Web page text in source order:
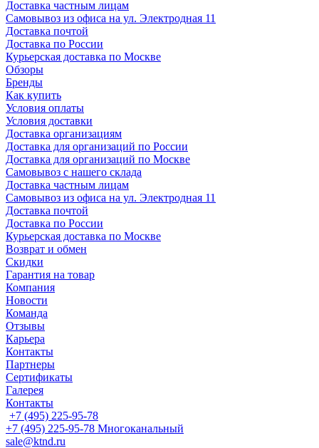
Доставка частным лицам
Самовывоз из офиса на ул. Электродная 11
Доставка почтой
Доставка по России
Курьерская доставка по Москве
Обзоры
Бренды
Как купить
Условия оплаты
Условия доставки
Доставка организациям
Доставка для организаций по России
Доставка для организаций по Москве
Самовывоз с нашего склада
Доставка частным лицам
Самовывоз из офиса на ул. Электродная 11
Доставка почтой
Доставка по России
Курьерская доставка по Москве
Возврат и обмен
Скидки
Гарантия на товар
Компания
Новости
Команда
Отзывы
Карьера
Контакты
Партнеры
Сертификаты
Галерея
Контакты
+7 (495) 225-95-78
+7 (495) 225-95-78 Многоканальный
sale@ktnd.ru